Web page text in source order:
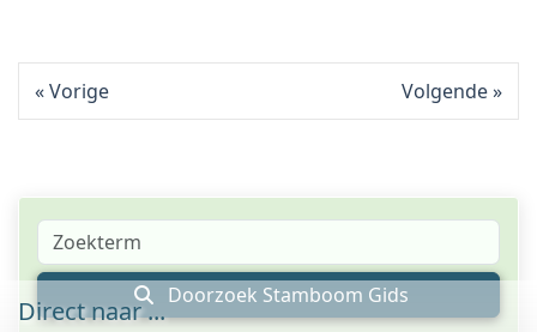
Vorige Volgende
Doorzoek Stamboom Gids
Direct naar ...